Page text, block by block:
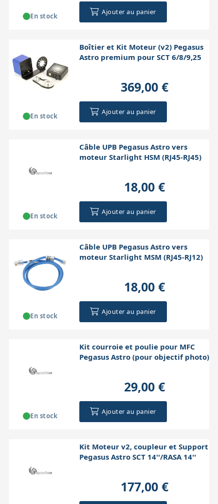
Ajouter au panier
En stock
Boîtier et Kit Moteur (v2) Pegasus
Astro premium pour SCT 6/8/9,25
369,00 €
Ajouter au panier
En stock
Câble UPB Pegasus Astro vers
moteur Starlight HSM (RJ45-RJ45)
18,00 €
Ajouter au panier
En stock
Câble UPB Pegasus Astro vers
moteur Starlight MSM (RJ45-RJ12)
18,00 €
Ajouter au panier
En stock
Kit courroie et poulie pour MFC
Pegasus Astro (pour objectif photo)
29,00 €
Ajouter au panier
En stock
Kit Moteur v2, coupleur et Support
Pegasus Astro SCT 14''/RASA 14''
177,00 €